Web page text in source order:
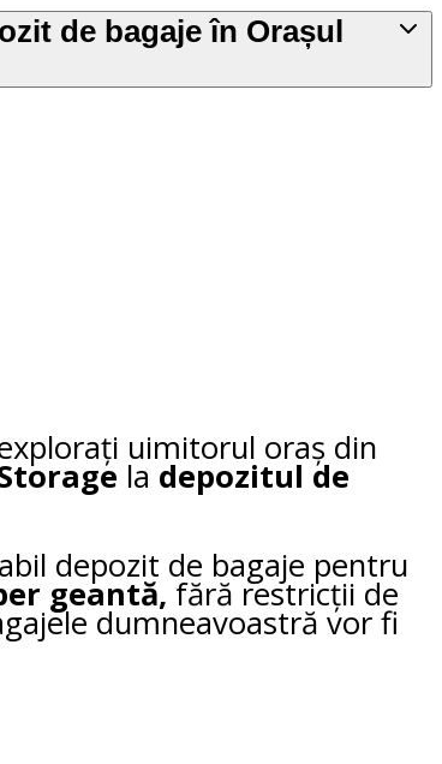
de bagaje în Orașul
uimitorul oraș din
la depozitul de
depozit de bagaje pentru
geantă, fără restricții de
dumneavoastră vor fi